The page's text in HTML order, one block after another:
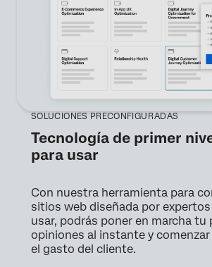
SOLUCIONES PRECONFIGURADAS
Tecnología de primer
para usar
Con nuestra herramienta para
sitios web diseñada por
usar, podrás poner en marcha tu
opiniones al instante y
el gasto del cliente.